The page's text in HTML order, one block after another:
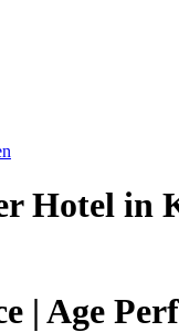
Hotel in
| Age